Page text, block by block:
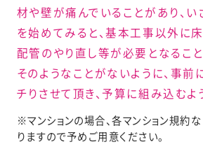
材や壁が痛んでいることがあり、い
を始めてみると、基本工事以外に
配管のやり直し等が必要となること
そのようなことがないように、事前
チりさせて頂き、予算に組み込むよ
マンションの場合、各マンション規約
りますので予めご用意ください。